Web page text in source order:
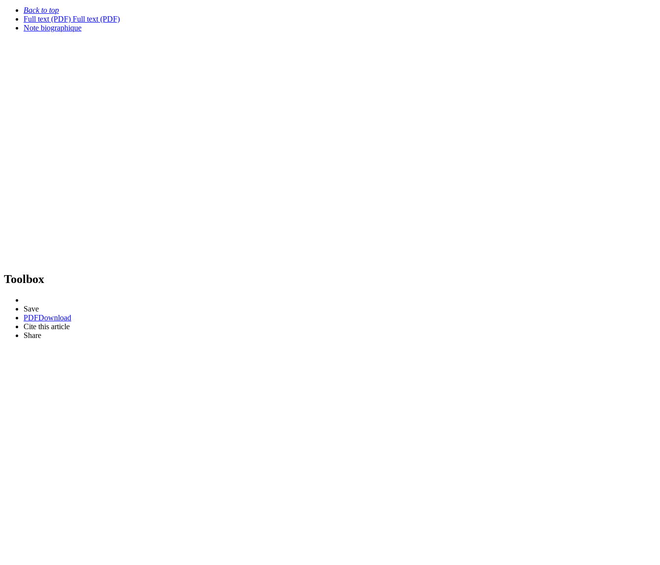
Back to top
Full text (PDF) Full text (PDF)
Note biographique
Toolbox
Save
PDFDownload
Cite this article
Share